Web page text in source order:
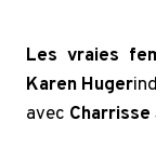
Les vraies
Karen Huger
avec